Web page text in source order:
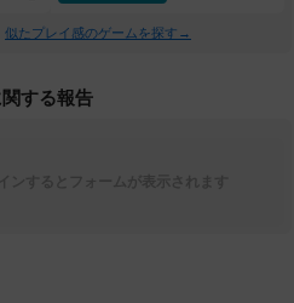
似たプレイ感のゲームを探す→
する報告